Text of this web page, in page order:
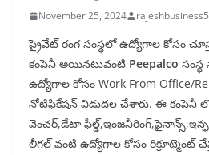
November 25, 2024
ప్రైవేట్ రంగ సంస్థలో ఉద్యోగాల కోసం
కంపెనీ అయినటువంటి Peepalco
ఉద్యోగాల కోసం Work From Office/
నోటిఫికేషన్ విడుదల చేశారు. ఈ కంపెనీ
వెంచర్,డేటా
లీగల్ వంటి ఉద్యోగాల కోసం రిక్రూట్మెంట్